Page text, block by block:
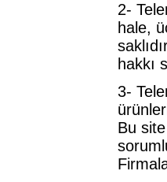
2-
hale,
hakkı
3-
Bu